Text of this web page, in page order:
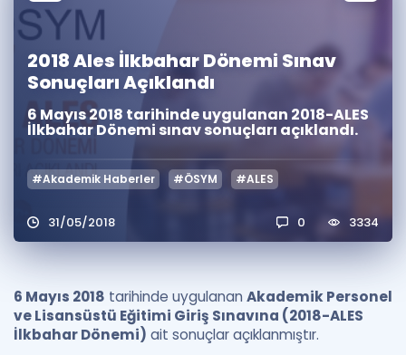
Şifremi Hatırlamıyorum
ÜYE DEĞİLİM
Kitaplar ve Kaynaklar
Katılımcı Görüşleri
Faydalı Araçlar
Ücretsiz Kaynaklar
Puan Hesaplama
ÖSYM Sınav Takvimi
İngilizce Gramer
Hakkımızda
Kariyer
Soru & Cevap
2018 Ales İlkbahar Dönemi Sınav
Sonuçları Açıklandı
6 Mayıs 2018 tarihinde uygulanan 2018-ALES
İlkbahar Dönemi sınav sonuçları açıklandı.
#Akademik Haberler #ÖSYM #ALES
31/05/2018 0 3334
6 Mayıs 2018 tarihinde uygulanan Akademik Personel
ve Lisansüstü Eğitimi Giriş Sınavına (2018-ALES
İlkbahar Dönemi) ait sonuçlar açıklanmıştır.